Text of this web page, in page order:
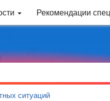
Рекомендации
ситуаций